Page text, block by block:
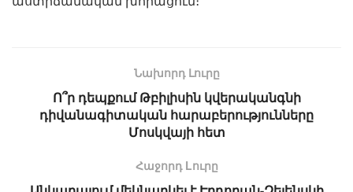
Նախորդ Լուրը
Ո՞ր դեպքում Թբիլիսին կվերականգնի
դիվանագիտական հարաբերությունները
Մոսկվայի հետ
Հաջորդ Lուրը